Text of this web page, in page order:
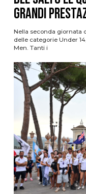
grandi
Nella seconda giornata
delle categorie Under
Men. Tanti i